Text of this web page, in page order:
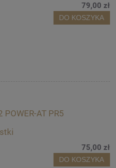
79,00 zł
DO KOSZYKA
AT PR5
75,00 zł
DO KOSZYKA